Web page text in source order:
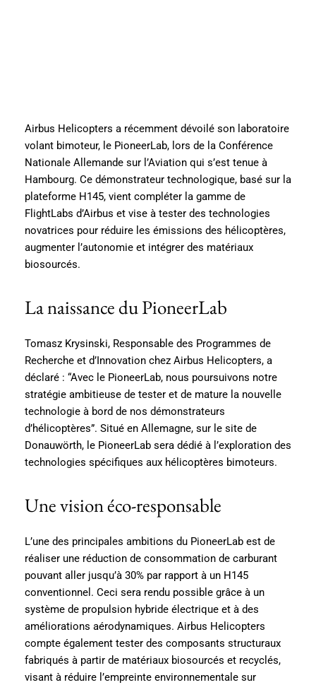
Airbus Helicopters a récemment dévoilé son laboratoire
volant bimoteur, le PioneerLab, lors de la Conférence
Nationale Allemande sur l’Aviation qui s’est tenue à
Hambourg. Ce démonstrateur technologique, basé sur la
plateforme H145, vient compléter la gamme de
FlightLabs d’Airbus et vise à tester des technologies
novatrices pour réduire les émissions des hélicoptères,
augmenter l’autonomie et intégrer des matériaux
biosourcés.
La naissance du PioneerLab
Tomasz Krysinski, Responsable des Programmes de
Recherche et d’Innovation chez Airbus Helicopters, a
déclaré : “Avec le PioneerLab, nous poursuivons notre
stratégie ambitieuse de tester et de mature la nouvelle
technologie à bord de nos démonstrateurs
d’hélicoptères”. Situé en Allemagne, sur le site de
Donauwörth, le PioneerLab sera dédié à l’exploration des
technologies spécifiques aux hélicoptères bimoteurs.
Une vision éco-responsable
L’une des principales ambitions du PioneerLab est de
réaliser une réduction de consommation de carburant
pouvant aller jusqu’à 30% par rapport à un H145
conventionnel. Ceci sera rendu possible grâce à un
système de propulsion hybride électrique et à des
améliorations aérodynamiques. Airbus Helicopters
compte également tester des composants structuraux
fabriqués à partir de matériaux biosourcés et recyclés,
visant à réduire l’empreinte environnementale sur